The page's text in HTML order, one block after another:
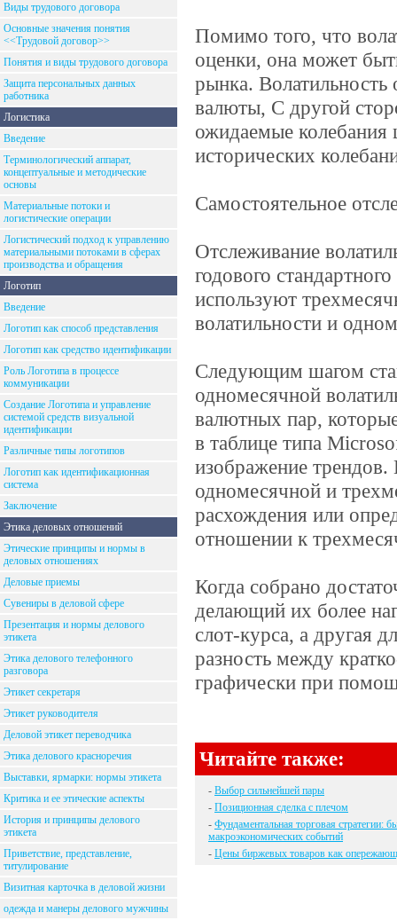
Виды трудового договора
Основные значения понятия
<<Трудовой договор>>
Понятия и виды трудового договора
Защита персональных данных
работника
Логистика
Введение
Терминологический аппарат,
концептуальные и методические
основы
Материальные потоки и
логистические операции
Логистический подход к управлению
материальными потоками в сферах
производства и обращения
Логотип
Введение
Логотип как способ представления
Логотип как средство идентификации
Роль Логотипа в процессе
коммуникации
Создание Логотипа и управление
системой средств визуальной
идентификации
Различные типы логотипов
Логотип как идентификационная
система
Заключение
Этика деловых отношений
Этические принципы и нормы в
деловых отношениях
Деловые приемы
Сувениры в деловой сфере
Презентация и нормы делового
этикета
Этика делового телефонного
разговора
Этикет секретаря
Этикет руководителя
Деловой этикет переводчика
Этика делового красноречия
Выставки, ярмарки: нормы этикета
Критика и ее этические аспекты
История и принципы делового
этикета
Приветствие, представление,
титулирование
Визитная карточка в деловой жизни
одежда и манеры делового мужчины
Помимо того, что
оценки, она может
рынка.
валюты, С другой
ожидаемые колебания
исторических
Самостоятельное
Отслеживание
годового
используют
волатильности и
Следующим шагом
одномесячной
валютных пар,
в таблице типа
изображение трендов.
одномесячной и
расхождения или
отношении к
Когда собрано
делающий их более
слот-курса, а другая
разность между
графически при
Читайте также:
- Выбор сильнейшей пары
- Позиционная сделка с плечом
- Фундаментальная торговая стратегии:
макроэкономических событий
- Цены биржевых товаров как